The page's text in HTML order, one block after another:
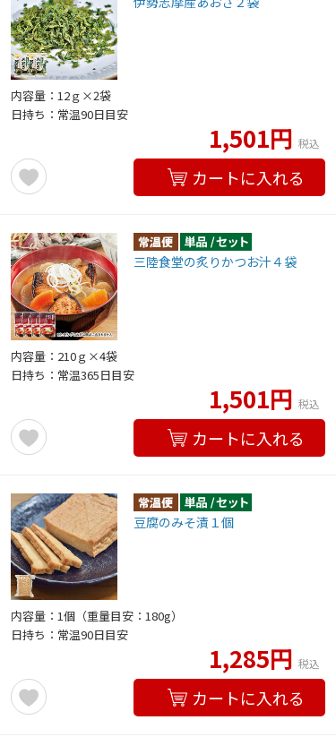
内容量：12ｇ×2袋
日持ち：常温90日目安
1,501円 税込
カートに入れる
三陸食堂の炙りかつお汁４袋
内容量：210ｇ×4袋
日持ち：常温365日目安
1,501円 税込
カートに入れる
豆腐のみそ漬１個
内容量：1個（重量目安：180g）
日持ち：常温90日目安
1,285円 税込
カートに入れる